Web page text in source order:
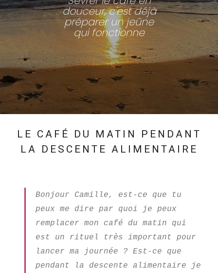
douceur, c'est déjà
préparer un jeûne
qui fonctionne
LE CAFÉ DU MATIN PENDANT
LA DESCENTE ALIMENTAIRE
Bonjour Camille, est-ce que tu
peux me dire par quoi je peux
remplacer mon café du matin qui
est un rituel très important pour
lancer ma journée ? Est-ce que
pendant la descente alimentaire je